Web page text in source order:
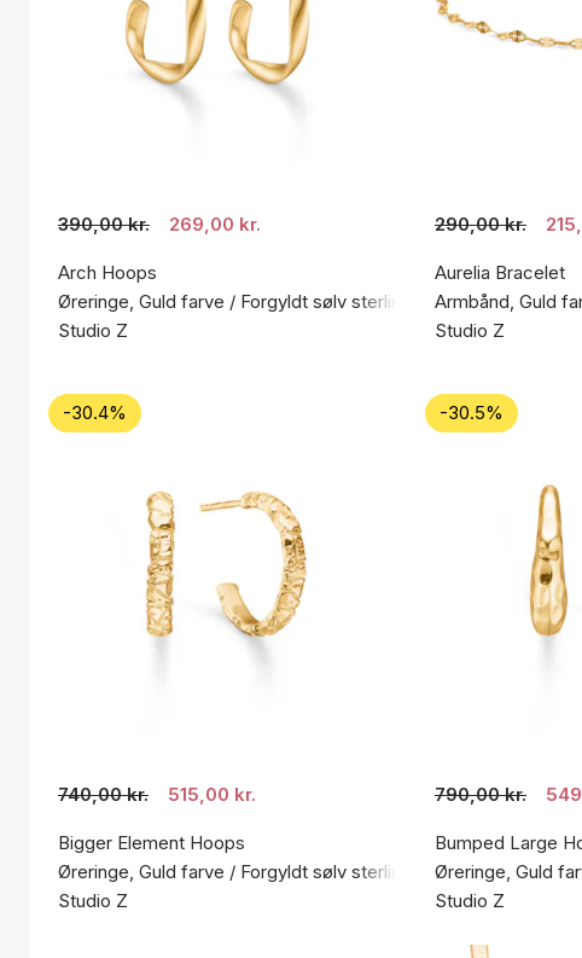
390,00 kr. 269,00 kr.
Arch Hoops
Øreringe, Guld farve / Forgyldt sølv sterling 925
Studio Z
290,00 kr.
Aurelia Bracelet
Armbånd, Guld
Studio Z
-30.4%
740,00 kr. 515,00 kr.
Bigger Element Hoops
Øreringe, Guld farve / Forgyldt sølv sterling 925
Studio Z
-30.5%
790,00 kr.
Bumped Large
Øreringe, Guld
Studio Z